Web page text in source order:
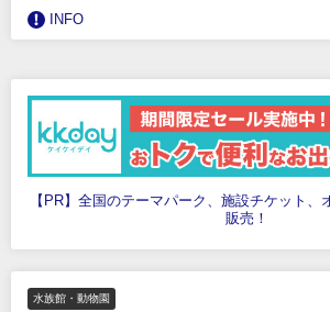
INFO
【PR】全国のテーマパーク、施設チケット、
販売！
水族館・動物園